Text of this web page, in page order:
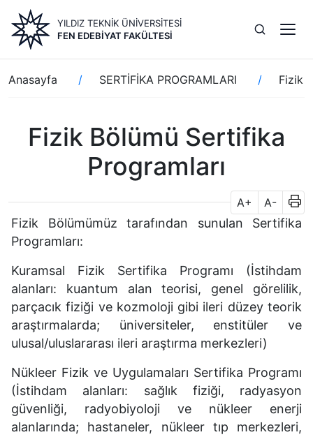
içeriğe
atla
YILDIZ TEKNİK ÜNİVERSİTESİ
FEN EDEBIYAT FAKÜLTESI
Sayfa
yolu
Anasayfa SERTİFİKA PROGRAMLARI Fizik
Fizik Bölümü Sertifika
Programları
A+ A-
Fizik Bölümümüz tarafından sunulan Sertifika
Programları:
Kuramsal Fizik Sertifika Programı (İstihdam
alanları: kuantum alan teorisi, genel görelilik,
parçacık fiziği ve kozmoloji gibi ileri düzey teorik
araştırmalarda; üniversiteler, enstitüler ve
ulusal/uluslararası ileri araştırma merkezleri)
Nükleer Fizik ve Uygulamaları Sertifika Programı
(İstihdam alanları: sağlık fiziği, radyasyon
güvenliği, radyobiyoloji ve nükleer enerji
alanlarında; hastaneler, nükleer tıp merkezleri,